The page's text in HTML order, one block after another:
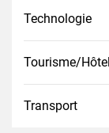
Technologie
Tourisme/
Transport